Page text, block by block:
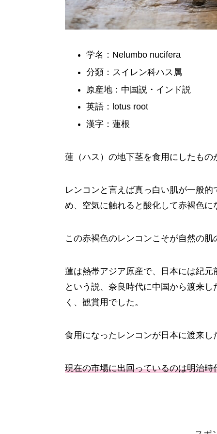
学名：Nelumbo nucifera
分類：スイレン科ハス属
原産地：中国説・インド説
英語：lotus root
漢字：蓮根
蓮（ハス）の地下茎を食用にしたもの
レンコンと言えば真っ白い肌が一般
め、空気に触れると酸化して赤褐色に
この赤褐色のレンコンこそが自然の肌
蓮は熱帯アジア原産で、日本には紀
という説、奈良時代に中国から渡来
く、観賞用でした。
食用になったレンコンが日本に渡来
現在の市場に出回っているのは明治